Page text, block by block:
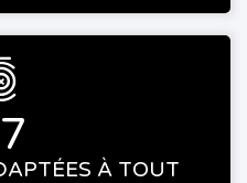
À TOUT